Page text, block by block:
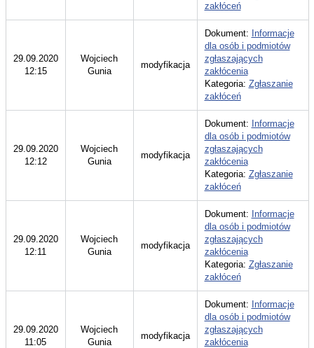
zakłóceń
29.09.2020
12:15
Wojciech
Gunia
modyfikacja
Dokument: Informacje
dla osób i podmiotów
zgłaszających
zakłócenia
Kategoria: Zgłaszanie
zakłóceń
29.09.2020
12:12
Wojciech
Gunia
modyfikacja
Dokument: Informacje
dla osób i podmiotów
zgłaszających
zakłócenia
Kategoria: Zgłaszanie
zakłóceń
29.09.2020
12:11
Wojciech
Gunia
modyfikacja
Dokument: Informacje
dla osób i podmiotów
zgłaszających
zakłócenia
Kategoria: Zgłaszanie
zakłóceń
29.09.2020
11:05
Wojciech
Gunia
modyfikacja
Dokument: Informacje
dla osób i podmiotów
zgłaszających
zakłócenia